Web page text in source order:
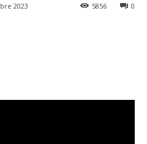
2023 0
5856